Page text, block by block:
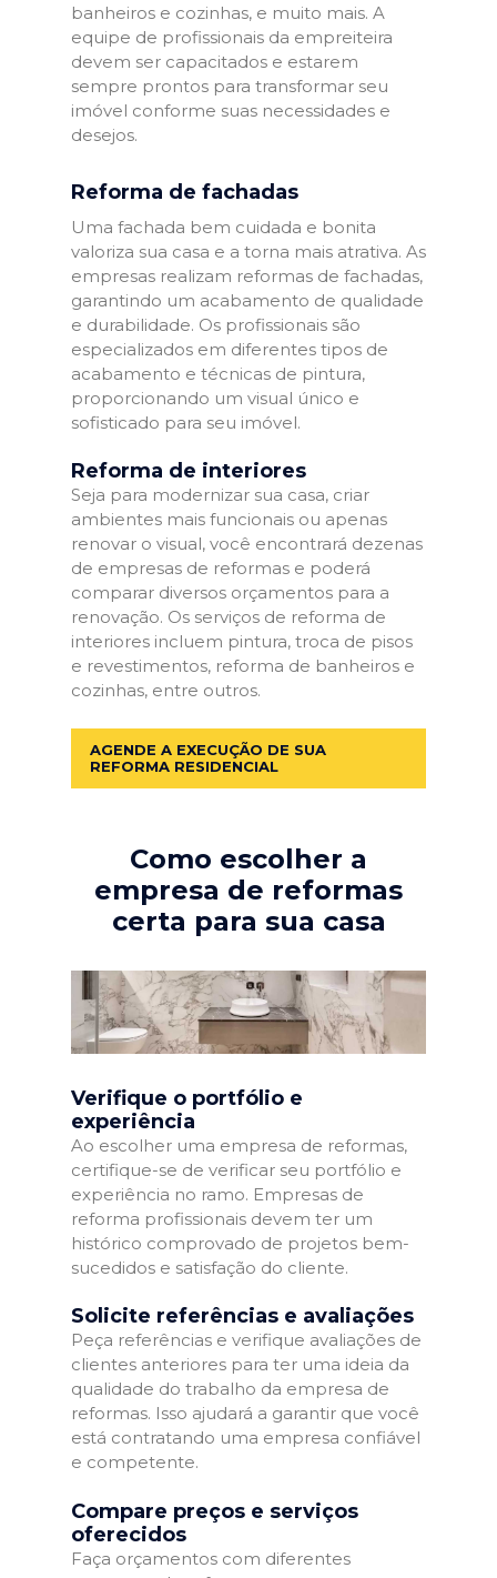
banheiros e cozinhas, e muito mais. A
equipe de profissionais da empreiteira
devem ser capacitados e estarem
sempre prontos para transformar seu
imóvel conforme suas necessidades e
desejos.
Reforma de fachadas
Uma fachada bem cuidada e bonita
valoriza sua casa e a torna mais atrativa. As
empresas realizam reformas de fachadas,
garantindo um acabamento de qualidade
e durabilidade. Os profissionais são
especializados em diferentes tipos de
acabamento e técnicas de pintura,
proporcionando um visual único e
sofisticado para seu imóvel.
Reforma de interiores
Seja para modernizar sua casa, criar
ambientes mais funcionais ou apenas
renovar o visual, você encontrará dezenas
de empresas de reformas e poderá
comparar diversos orçamentos para a
renovação. Os serviços de reforma de
interiores incluem pintura, troca de pisos
e revestimentos, reforma de banheiros e
cozinhas, entre outros.
AGENDE A EXECUÇÃO DE SUA
REFORMA RESIDENCIAL
Como escolher a
empresa de reformas
certa para sua casa
Verifique o portfólio e
experiência
Ao escolher uma empresa de reformas,
certifique-se de verificar seu portfólio e
experiência no ramo. Empresas de
reforma profissionais devem ter um
histórico comprovado de projetos bem-
sucedidos e satisfação do cliente.
Solicite referências e avaliações
Peça referências e verifique avaliações de
clientes anteriores para ter uma ideia da
qualidade do trabalho da empresa de
reformas. Isso ajudará a garantir que você
está contratando uma empresa confiável
e competente.
Compare preços e serviços
oferecidos
Faça orçamentos com diferentes